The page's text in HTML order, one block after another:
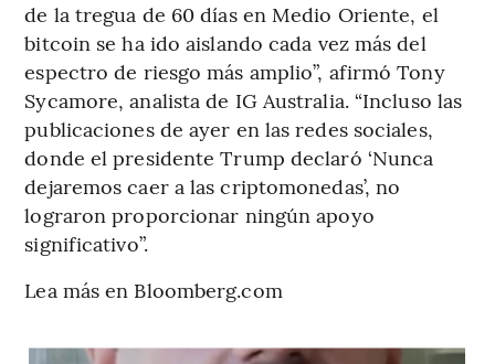
de la tregua de 60 días en Medio Oriente, el
bitcoin se ha ido aislando cada vez más del
espectro de riesgo más amplio”, afirmó Tony
Sycamore, analista de IG Australia. “Incluso las
publicaciones de ayer en las redes sociales,
donde el presidente Trump declaró ‘Nunca
dejaremos caer a las criptomonedas’, no
lograron proporcionar ningún apoyo
significativo”.
Lea más en Bloomberg.com